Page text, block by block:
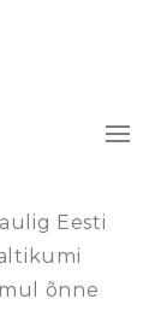
Eesti
õnne